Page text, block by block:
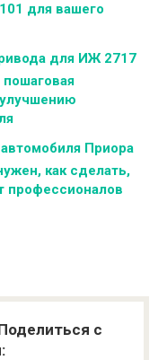
для вашего
для ИЖ 2717
Приора
как сделать,
профессионалов
с